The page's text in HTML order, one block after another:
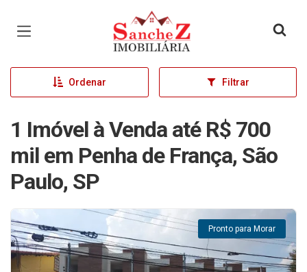
Página inicial
Ordenar Filtrar
1 Imóvel à Venda até R$ 700
mil em Penha de França, São
Paulo, SP
Pronto para Morar